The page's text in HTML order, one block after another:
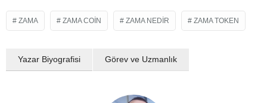
ZAMA ZAMA COIN ZAMA NEDIR ZAMA TOKEN
Yazar Biyografisi Görev ve Uzmanlık